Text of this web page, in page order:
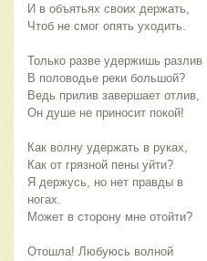
И в объятьях своих держать,
Чтоб не смог опять уходить.
Только разве удержишь разлив
В половодье реки большой?
Ведь прилив завершает отлив,
Он душе не приносит покой!
Как волну удержать в руках,
Как от грязной пены уйти?
Я держусь, но нет правды в
ногах.
Может в сторону мне отойти?
Отошла! Любуюсь волной